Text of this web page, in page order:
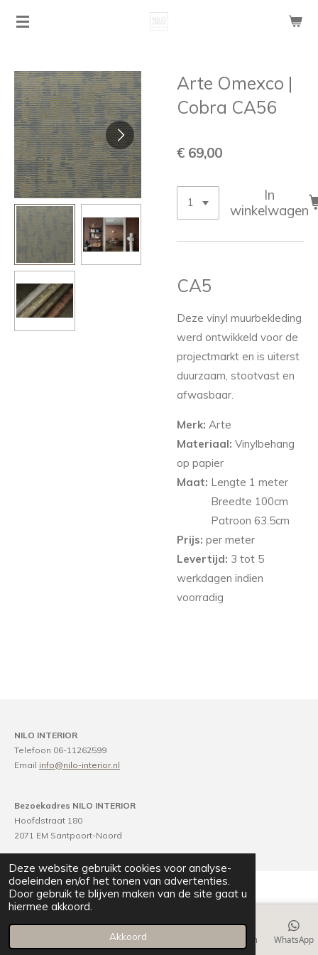
Deze website gebruikt cookies voor analyse-
doeleinden en/of het tonen van advertenties.
Door gebruik te blijven maken van de site gaat u
hiermee akkoord.
Akkoord
Ga
de
hoofdinhoud
Arte Omexco |
Cobra CA56
€ 69,00
In
winkelwagen
CA5
Deze vinyl muurbekleding
werd ontwikkeld voor de
projectmarkt en is uiterst
duurzaam, stootvast en
afwasbaar.
Merk: Arte
Materiaal: Vinylbehang
op papier
Maat: Lengte 1 meter
Breedte 100cm
Patroon 63.5cm
Prijs: per meter
Levertijd: 3 tot 5
werkdagen indien
voorradig
NILO INTERIOR
Telefoon 06-11262599
Email info@nilo-interior.nl
Bezoekadres NILO INTERIOR
Hoofdstraat 180
2071 EM Santpoort-Noord
Telefoonnummer Instagram WhatsApp